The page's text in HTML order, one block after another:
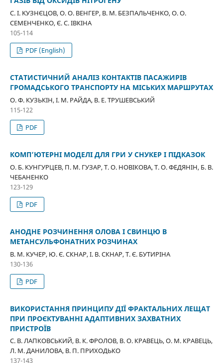
С. І. KУЗНЄЦОВ, О. О. ВЕНГЕР, В. M. БЕЗПАЛЬЧЕНKO, О. О.
СЕМЕНЧЕНКО, Є. С. ІВКІНА
105-114
PDF (English)
СТАТИСТИЧНИЙ АНАЛІЗ КОНТАКТІВ ПАСАЖИРІВ
ГРОМАДСЬКОГО ТРАНСПОРТУ НА МІСЬКИХ МАРШРУТАХ
О. Ф. КУЗЬКІН, І. М. РАЙДА, В. Е. ТРУШЕВСЬКИЙ
115-122
PDF
КОМП’ЮТЕРНІ МОДЕЛІ ДЛЯ ГРИ У СНУКЕР І ПІДКАЗОК
О. Б. КУНГУРЦЕВ, П. М. ГУЗАР, Т. О. НОВІКОВА, Т. О. ФЕДЯНІН, Б. В.
ЧЕБАНЕНКО
123-129
PDF
АНОДНЕ РОЗЧИНЕННЯ ОЛОВА І СВИНЦЮ В
МЕТАНСУЛЬФОНАТНИХ РОЗЧИНАХ
В. М. КУЧЕР, Ю. Є. СКНАР, І. В. СКНАР, Т. Є. БУТИРІНА
130-136
PDF
ВИКОРИСТАННЯ ПРИНЦИПУ ДІЇ ФРАКТАЛЬНИХ ЛЕЩАТ
ПРИ ПРОЄКТУВАННІ АДАПТИВНИХ ЗАХВАТНИХ
ПРИСТРОЇВ
С. В. ЛАПКОВСЬКИЙ, В. К. ФРОЛОВ, В. О. КРАВЕЦЬ, О. М. КРАВЕЦЬ,
Л. М. ДАНИЛОВА, В. П. ПРИХОДЬКО
137-143